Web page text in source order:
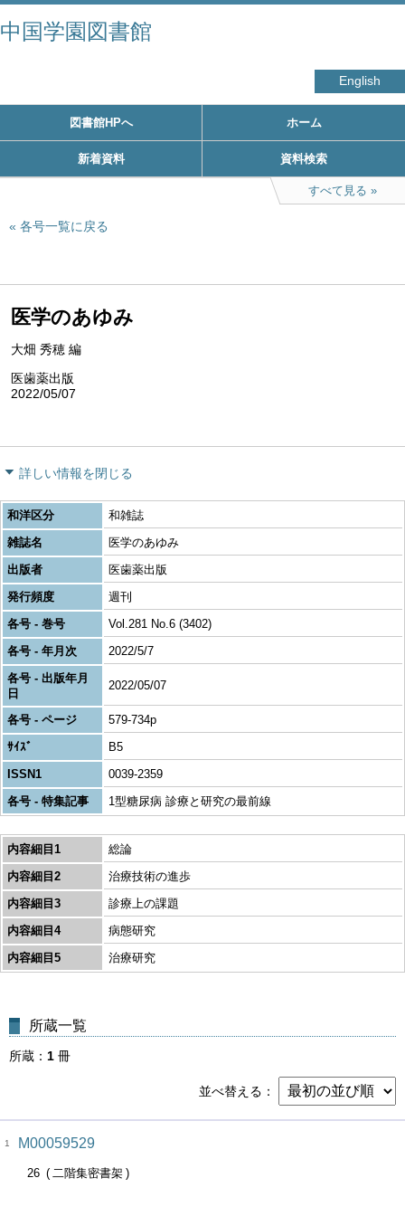
中国学園図書館
English
図書館HPへ ホーム
新着資料 資料検索
すべて見る
各号一覧に戻る
医学のあゆみ
大畑 秀穂 編
医歯薬出版
2022/05/07
詳しい情報を閉じる
和洋区分
和雑誌
雑誌名
医学のあゆみ
出版者
医歯薬出版
発行頻度
週刊
各号 - 巻号
Vol.281 No.6 (3402)
各号 - 年月次
2022/5/7
各号 - 出版年月
日
2022/05/07
各号 - ページ
579-734p
ｻｲｽﾞ
B5
ISSN1
0039-2359
各号 - 特集記事
1型糖尿病 診療と研究の最前線
内容細目1
総論
内容細目2
治療技術の進歩
内容細目3
診療上の課題
内容細目4
病態研究
内容細目5
治療研究
所蔵一覧
所蔵 1 冊
並べ替える
1 M00059529
26 二階集密書架